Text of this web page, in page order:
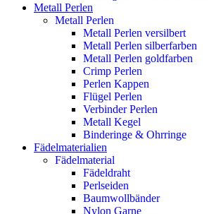
Metall Perlen
Metall Perlen
Metall Perlen versilbert
Metall Perlen silberfarben
Metall Perlen goldfarben
Crimp Perlen
Perlen Kappen
Flügel Perlen
Verbinder Perlen
Metall Kegel
Binderinge & Ohrringe
Fädelmaterialien
Fädelmaterial
Fädeldraht
Perlseiden
Baumwollbänder
Nylon Garne